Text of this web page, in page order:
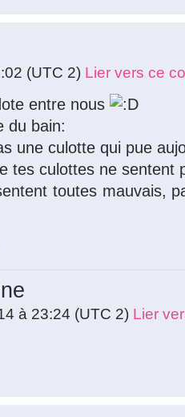
(UTC 2) Lier vers ce
entre nous
du bain:
une culotte qui pue
tes culottes ne sentent
toutes mauvais,
à 23:24 (UTC 2) Lier